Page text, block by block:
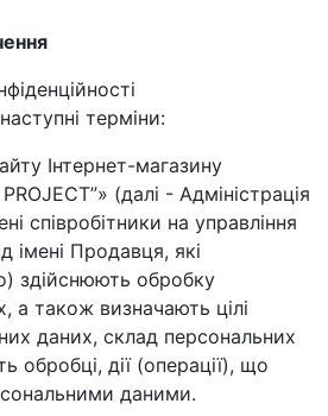
терміни:
Інтернет-магазину
(далі - Адміністрація
співробітники на управління
імені Продавця, які
здійснюють обробку
а також визначають цілі
даних, склад персональних
обробці, дії (операції), що
даними.